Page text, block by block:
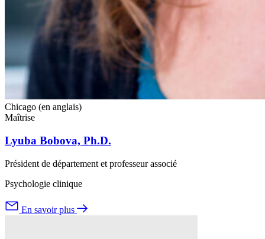
Chicago (en anglais)
Maîtrise
Lyuba Bobova, Ph.D.
Président de département et professeur associé
Psychologie clinique
En savoir plus